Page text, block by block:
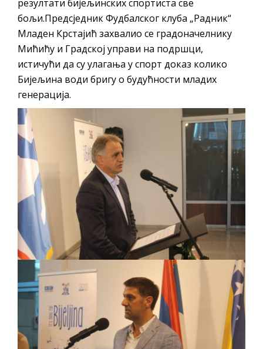
резултати бијељинских спортиста све
бољи.Предсједник Фудбалског клуба „Радник“
Младен Крстајић захвалио се градоначелнику
Мићићу и Градској управи на подршци,
истичући да су улагања у спорт доказ колико
Бијељина води бригу о будућности младих
генерација.